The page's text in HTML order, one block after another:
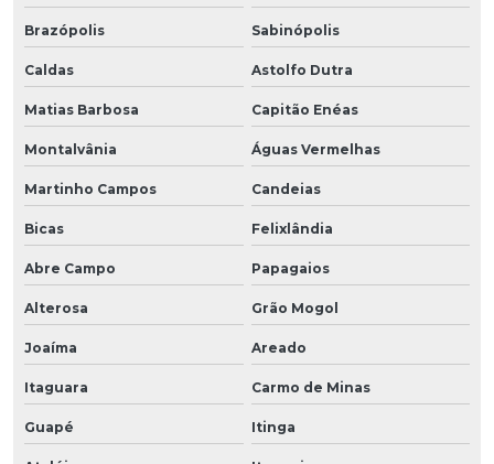
Brazópolis Sabinópolis
Caldas Astolfo Dutra
Matias Barbosa Capitão Enéas
Montalvânia Águas Vermelhas
Martinho Campos Candeias
Bicas Felixlândia
Abre Campo Papagaios
Alterosa Grão Mogol
Joaíma Areado
Itaguara Carmo de Minas
Guapé Itinga